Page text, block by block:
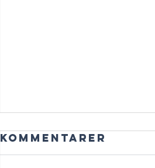
Kommentarer